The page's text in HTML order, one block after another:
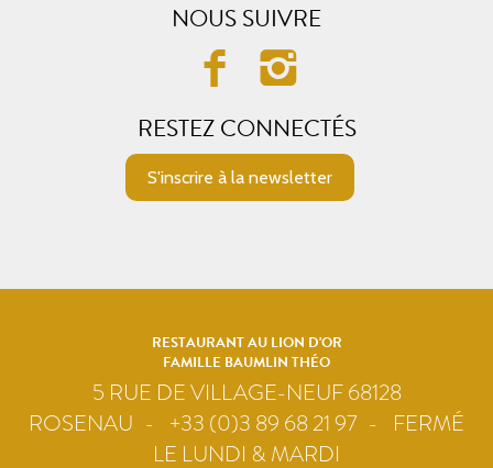
NOUS SUIVRE
RESTEZ CONNECTÉS
S'inscrire à la newsletter
RESTAURANT AU LION D'OR
FAMILLE BAUMLIN THÉO
5 RUE DE VILLAGE-NEUF 68128
ROSENAU
+33 (0)3 89 68 21 97
FERMÉ
LE LUNDI & MARDI